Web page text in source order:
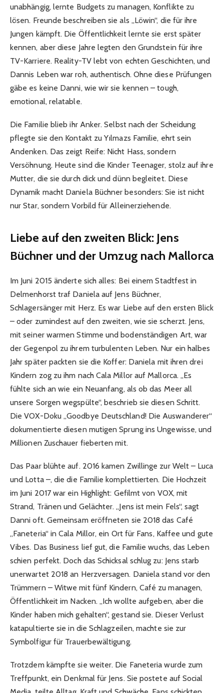
unabhängig, lernte Budgets zu managen, Konflikte zu
lösen. Freunde beschreiben sie als „Löwin“, die für ihre
Jungen kämpft. Die Öffentlichkeit lernte sie erst später
kennen, aber diese Jahre legten den Grundstein für ihre
TV-Karriere. Reality-TV lebt von echten Geschichten, und
Dannis Leben war roh, authentisch. Ohne diese Prüfungen
gäbe es keine Danni, wie wir sie kennen – tough,
emotional, relatable.
Die Familie blieb ihr Anker. Selbst nach der Scheidung
pflegte sie den Kontakt zu Yılmazs Familie, ehrt sein
Andenken. Das zeigt Reife: Nicht Hass, sondern
Versöhnung. Heute sind die Kinder Teenager, stolz auf ihre
Mutter, die sie durch dick und dünn begleitet. Diese
Dynamik macht Daniela Büchner besonders: Sie ist nicht
nur Star, sondern Vorbild für Alleinerziehende.
Liebe auf den zweiten Blick: Jens
Büchner und der Umzug nach Mallorca
Im Juni 2015 änderte sich alles: Bei einem Stadtfest in
Delmenhorst traf Daniela auf Jens Büchner,
Schlagersänger mit Herz. Es war Liebe auf den ersten Blick
– oder zumindest auf den zweiten, wie sie scherzt. Jens,
mit seiner warmen Stimme und bodenständigen Art, war
der Gegenpol zu ihrem turbulenten Leben. Nur ein halbes
Jahr später packten sie die Koffer: Daniela mit ihren drei
Kindern zog zu ihm nach Cala Millor auf Mallorca. „Es
fühlte sich an wie ein Neuanfang, als ob das Meer all
unsere Sorgen wegspülte“, beschrieb sie diesen Schritt.
Die VOX-Doku „Goodbye Deutschland! Die Auswanderer“
dokumentierte diesen mutigen Sprung ins Ungewisse, und
Millionen Zuschauer fieberten mit.
Das Paar blühte auf. 2016 kamen Zwillinge zur Welt – Luca
und Lotta –, die die Familie komplettierten. Die Hochzeit
im Juni 2017 war ein Highlight: Gefilmt von VOX, mit
Strand, Tränen und Gelächter. „Jens ist mein Fels“, sagt
Danni oft. Gemeinsam eröffneten sie 2018 das Café
„Faneteria“ in Cala Millor, ein Ort für Fans, Kaffee und gute
Vibes. Das Business lief gut, die Familie wuchs, das Leben
schien perfekt. Doch das Schicksal schlug zu: Jens starb
unerwartet 2018 an Herzversagen. Daniela stand vor den
Trümmern – Witwe mit fünf Kindern, Café zu managen,
Öffentlichkeit im Nacken. „Ich wollte aufgeben, aber die
Kinder haben mich gehalten“, gestand sie. Dieser Verlust
katapultierte sie in die Schlagzeilen, machte sie zur
Symbolfigur für Trauerbewältigung.
Trotzdem kämpfte sie weiter. Die Faneteria wurde zum
Treffpunkt, ein Denkmal für Jens. Sie postete auf Social